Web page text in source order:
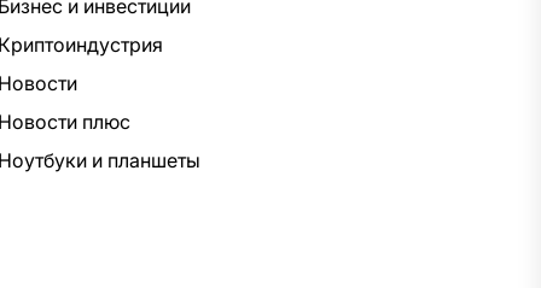
и инвестиции
плюс
и планшеты